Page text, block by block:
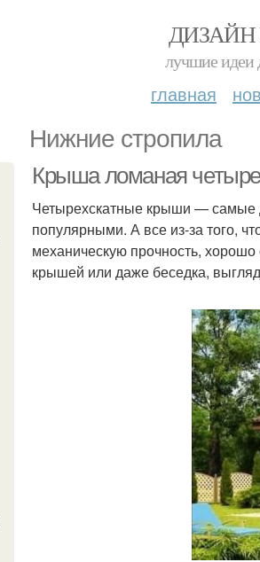
ДИЗАЙН
лучшие идеи
главная
Нижние стропила
Крыша ломаная
Четырехскатные крыши — самые
популярными. А все из-за того,
механическую прочность,
крышей или даже беседка,